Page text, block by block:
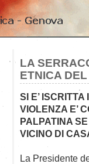
LA
ETNICA
SI E’
VIOLENZA E’
PALPATINA
VICINO DI
La Presidente